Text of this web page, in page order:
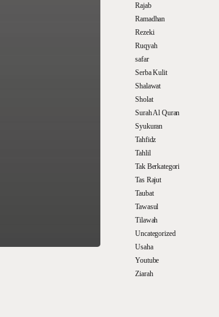
Rajab
Ramadhan
Rezeki
Ruqyah
safar
Serba Kulit
Shalawat
Sholat
Surah Al Quran
Syukuran
Tahfidz
Tahlil
Tak Berkategori
Tas Rajut
Taubat
Tawasul
Tilawah
Uncategorized
Usaha
Youtube
Ziarah